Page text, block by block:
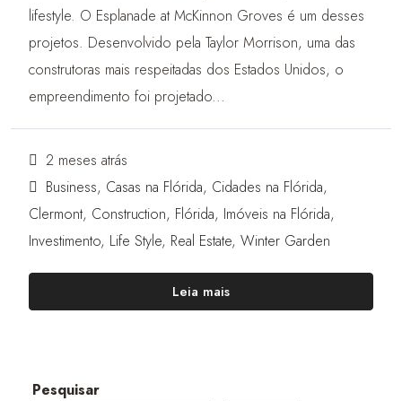
lifestyle. O Esplanade at McKinnon Groves é um desses
projetos. Desenvolvido pela Taylor Morrison, uma das
construtoras mais respeitadas dos Estados Unidos, o
empreendimento foi projetado...
2 meses atrás
Business, Casas na Flórida, Cidades na Flórida,
Clermont, Construction, Flórida, Imóveis na Flórida,
Investimento, Life Style, Real Estate, Winter Garden
Leia mais
Pesquisar